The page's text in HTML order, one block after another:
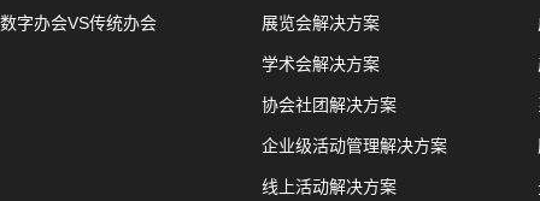
数字办会VS传统办会 展览会解决方案
学术会解决方案
协会社团解决方案
企业级活动管理解决方案
线上活动解决方案